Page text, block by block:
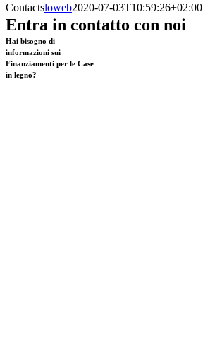
Contactsloweb2020-07-03T10:59:26+02:00
Entra in contatto con noi
Hai bisogno di
informazioni sui
Finanziamenti per le Case
in legno?